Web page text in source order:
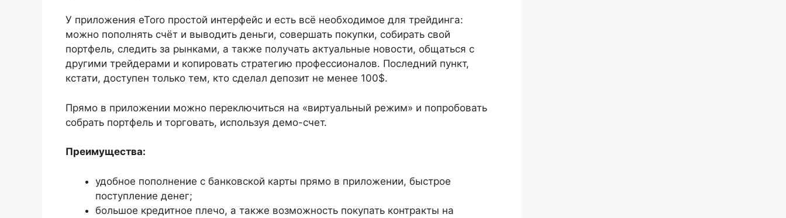
У приложения eToro простой интерфейс и есть всё необходимое для трейдинга:
можно пополнять счёт и выводить деньги, совершать покупки, собирать свой
портфель, следить за рынками, а также получать актуальные новости, общаться с
другими трейдерами и копировать стратегию профессионалов. Последний пункт,
кстати, доступен только тем, кто сделал депозит не менее 100$.
Прямо в приложении можно переключиться на «виртуальный режим» и попробовать
собрать портфель и торговать, используя демо-счет.
Преимущества:
удобное пополнение с банковской карты прямо в приложении, быстрое
поступление денег;
большое кредитное плечо, а также возможность покупать контракты на